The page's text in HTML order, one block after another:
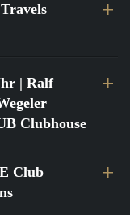
| Ralf
Clubhouse
Club